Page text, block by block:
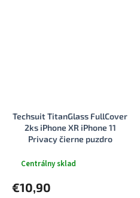
Techsuit TitanGlass FullCover
2ks iPhone XR iPhone 11
Privacy čierne puzdro
Centrálny sklad
€10,90